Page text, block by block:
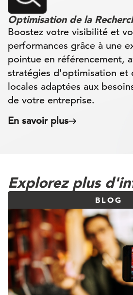
Optimisation de la
Boostez votre visibilité et
performances grâce à une
pointue en référencement,
stratégies d'optimisation et
locales adaptées aux
de votre entreprise.
En savoir plus
Explorez plus
BLOG